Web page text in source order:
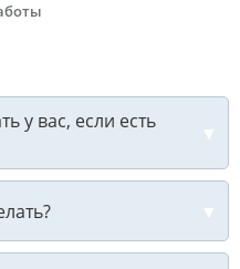
у вас, если есть